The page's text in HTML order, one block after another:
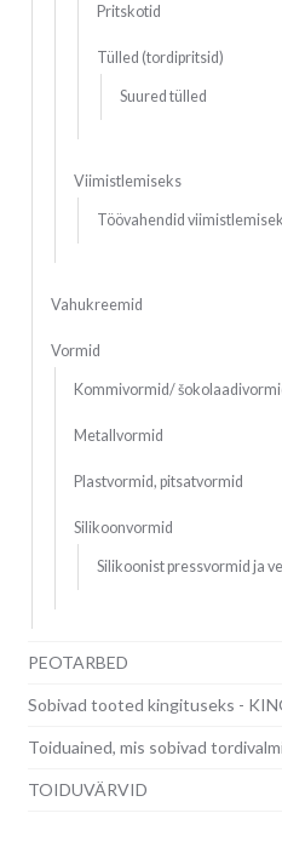
Pritskotid
Tülled (tordipritsid)
Suured tülled
Viimistlemiseks
Töövahendid
Vahukreemid
Vormid
Kommivormid/
Metallvormid
Plastvormid, pitsatvormid
Silikoonvormid
Silikoonist pressvormid ja
PEOTARBED
Sobivad tooted kingituseks -
Toiduained, mis sobivad
TOIDUVÄRVID